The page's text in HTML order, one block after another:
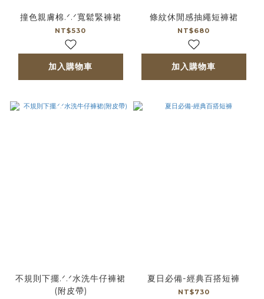
撞色親膚棉.ᐟ.ᐟ寬鬆緊褲裙
NT$530
加入購物車
條紋休閒感抽繩短褲裙
NT$680
加入購物車
不規則下擺.ᐟ.ᐟ水洗牛仔褲裙
(附皮帶)
夏日必備-經典百搭短褲
NT$730